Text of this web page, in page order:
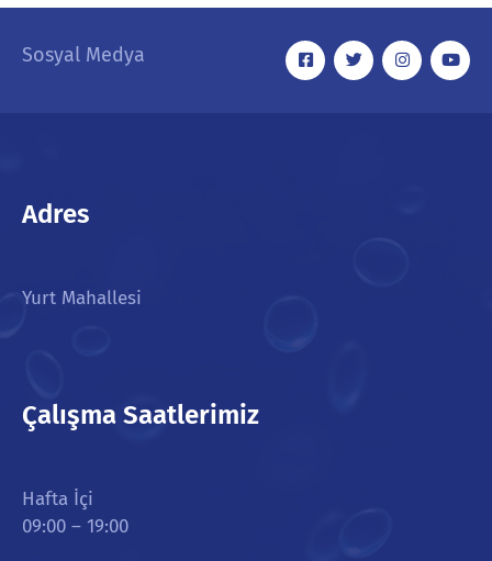
Sosyal Medya
Adres
Yurt Mahallesi
Çalışma Saatlerimiz
Hafta İçi
09:00 – 19:00